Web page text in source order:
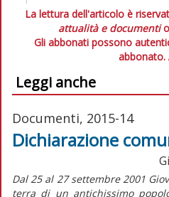
La lettura dell'articolo è
attualità e documenti
Gli abbonati possono
abbonato.
Leggi anche
Documenti, 2015-14
Dichiarazione
Dal 25 al 27 settembre 2001
terra di un antichissimo